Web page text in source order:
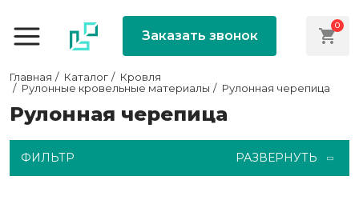
Заказать звонок
0
Главная Каталог
Кровля
Рулонные кровельные материалы
Рулонная черепица
Рулонная черепица
ФИЛЬТР РАЗВЕРНУТЬ